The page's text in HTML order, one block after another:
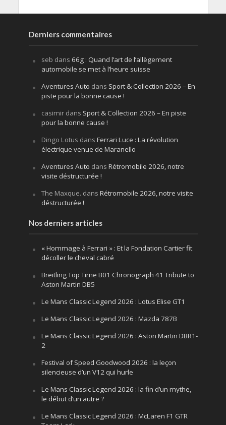
Derniers commentaires
seb dans 66g : Quand l’art de l’allègement
automobile se met à l’heure suisse
Aventures Auto dans Sport & Collection 2026 – En
piste pour la bonne cause !
casimirdans Sport & Collection 2026 – En piste
pour la bonne cause !
Dingo Lotus dans Ferrari Luce : La révolution
électrique venue de Maranello
Aventures Auto dans Rétromobile 2026, notre
visite déstructurée !
The Maxque. dans Rétromobile 2026, notre visite
déstructurée !
Nos derniers articles
« Hommage à Ferrari » : Et la Fondation Cartier fit
décoller le cheval cabré
Breitling Top Time B01 Chronograph 41 Tribute to
Aston Martin DB5
Le Mans Classic Legend 2026 : Lotus Elise GT1
Le Mans Classic Legend 2026 : Mazda 787B
Le Mans Classic Legend 2026 : Aston Martin DBR1-
2
Festival of Speed Goodwood 2026 : la leçon
silencieuse d’un V12 qui hurle
Le Mans Classic Legend 2026 : la fin d’un mythe,
le début d’un autre ?
Le Mans Classic Legend 2026 : McLaren F1 GTR